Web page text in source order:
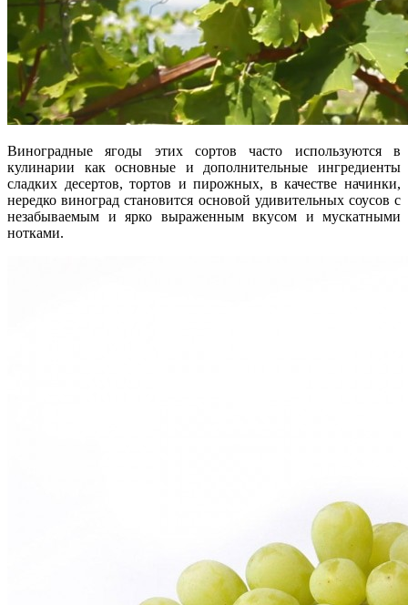
Виноградные ягоды этих сортов часто используются в
кулинарии как основные и дополнительные ингредиенты
сладких десертов, тортов и пирожных, в качестве начинки,
нередко виноград становится основой удивительных соусов с
незабываемым и ярко выраженным вкусом и мускатными
нотками.